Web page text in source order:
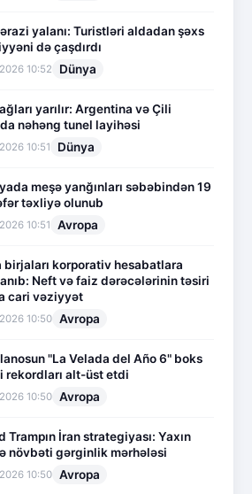
yalanı: Turistləri aldadan şəxs
də çaşdırdı
10:52 Dünya
yarılır: Argentina və Çili
nəhəng tunel layihəsi
10:51 Dünya
meşə yanğınları səbəbindən 19
təxliyə olunub
10:51 Avropa
birjaları korporativ hesabatlara
Neft və faiz dərəcələrinin təsiri
cari vəziyyət
10:50 Avropa
"La Velada del Año 6" boks
rekordları alt-üst etdi
10:50 Avropa
Trampın İran strategiyası: Yaxın
növbəti gərginlik mərhələsi
10:50 Avropa